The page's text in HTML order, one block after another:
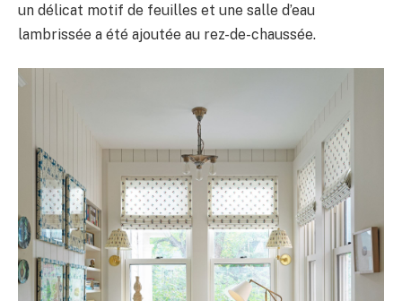
un délicat motif de feuilles et une salle d’eau
lambrissée a été ajoutée au rez-de-chaussée.